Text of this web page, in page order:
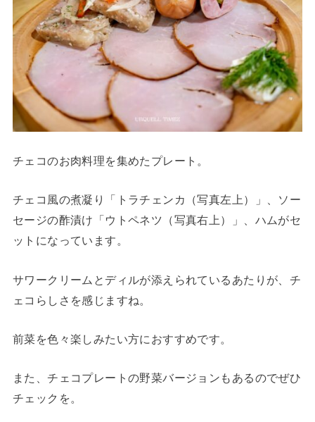
チェコのお肉料理を集めたプレート。
チェコ風の煮凝り「トラチェンカ（写真左上）」、ソー
セージの酢漬け「ウトペネツ（写真右上）」、ハムがセ
ットになっています。
サワークリームとディルが添えられているあたりが、チ
ェコらしさを感じますね。
前菜を色々楽しみたい方におすすめです。
また、チェコプレートの野菜バージョンもあるのでぜひ
チェックを。